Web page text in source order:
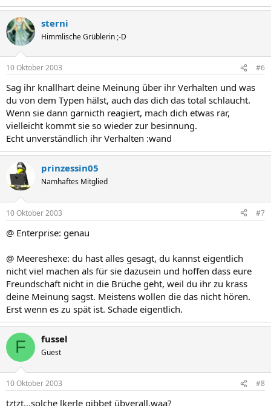
sterni
Himmlische Grüblerin ;-D
10 Oktober 2003 #6
Sag ihr knallhart deine Meinung über ihr Verhalten und was
du von dem Typen hälst, auch das dich das total schlaucht.
Wenn sie dann garnicth reagiert, mach dich etwas rar,
vielleicht kommt sie so wieder zur besinnung.
Echt unverständlich ihr Verhalten :wand
prinzessin05
Namhaftes Mitglied
10 Oktober 2003 #7
@ Enterprise: genau
@ Meereshexe: du hast alles gesagt, du kannst eigentlich
nicht viel machen als für sie dazusein und hoffen dass eure
Freundschaft nicht in die Brüche geht, weil du ihr zu krass
deine Meinung sagst. Meistens wollen die das nicht hören.
Erst wenn es zu spät ist. Schade eigentlich.
F fussel
Guest
10 Oktober 2003 #8
tztzt...solche lkerle gibbet übverall,waa?